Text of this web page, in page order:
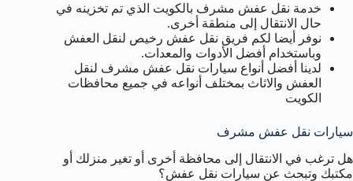
خدمة نقل عفش مشرف بالكويت الذي تم تخزينه في
حال الانتقال إلى منطقة أخرى.
نوفر أيضا لكم فريق نقل عفش رخيص لنقل العفش
وباستخدام أفضل الأدوات والمعدات.
لدينا أفضل أنواع سيارات نقل عفش مشرف لنقل
العفش والاثاث بمختلف أنواعه في جميع محافظات
الكويت
سيارات نقل عفش مشرف
هل ترغب في الانتقال إلى محافظة أخرى أو تغير منزلك أو
مكتبك وتبحث عن سيارات نقل عفش؟